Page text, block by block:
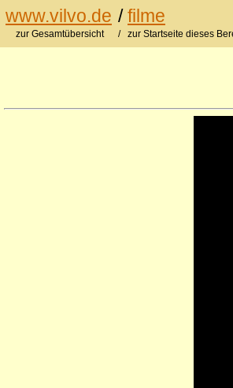
www.vilvo.de /filme
zur Gesamtübersicht / zur Startseite dieses